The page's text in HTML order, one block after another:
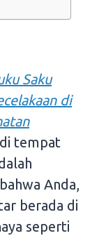
Saku
di
tempat
Anda,
berada di
seperti